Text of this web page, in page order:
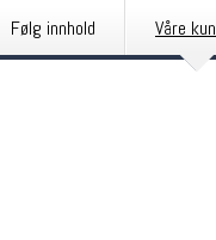
Følg innhold Våre